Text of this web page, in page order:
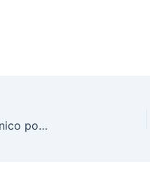
Protocolo de Apertura del Sistema de voto electrónico por internet para las y los mexicanos residentes en el extranjero para la de Revocación de Mandato